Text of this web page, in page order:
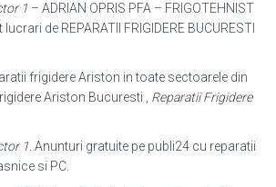
1 – ADRIAN OPRIS PFA – FRIGOTEHNIST
de REPARATII FRIGIDERE BUCURESTI
frigidere Ariston in toate sectoarele din
Ariston Bucuresti , Reparatii Frigidere
1. Anunturi gratuite pe publi24 cu reparatii
si PC.